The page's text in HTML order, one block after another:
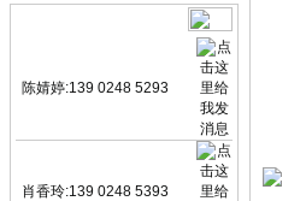
陈婧婷:139 0248 5293
肖香玲:139 0248 5393